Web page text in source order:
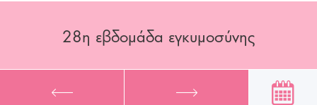
28η εβδομάδα εγκυμοσύνης